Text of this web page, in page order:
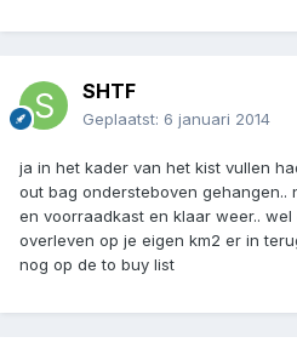
SHTF
Geplaatst: 6 januari 2014
ja in het kader van het kist vullen
out bag ondersteboven gehangen..
en voorraadkast en klaar weer..
overleven op je eigen km2 er in
nog op de to buy list